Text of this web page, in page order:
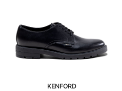
KENFORD